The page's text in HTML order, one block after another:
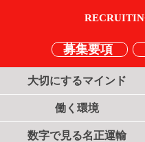
募集要項
大切にするマインド
働く環境
数字で見る名正運輸